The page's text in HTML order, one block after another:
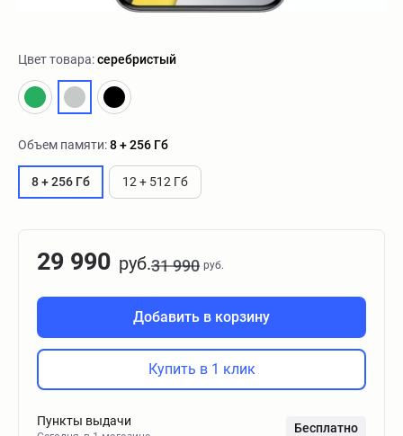
Цвет товара:серебристый
Объем памяти:8 + 256 Гб
8 + 256 Гб 12 + 512 Гб
29 990 руб.31 990 руб.
Добавить в корзину
Купить в 1 клик
Пункты выдачи Бесплатно